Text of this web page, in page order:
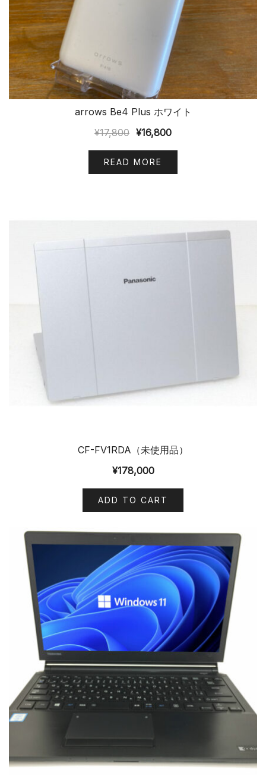
arrows Be4 Plus ホワイト
¥17,800 ¥16,800
READ MORE
CF-FV1RDA（未使用品）
¥178,000
ADD TO CART